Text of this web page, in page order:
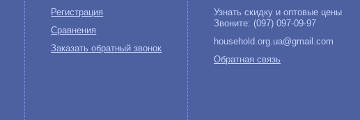
Регистрация
Сравнения
Заказать обратный звонок
Узнать скидку и оптовые цены
Звоните: (097) 097-09-97
household.org.ua@gmail.com
Обратная связь